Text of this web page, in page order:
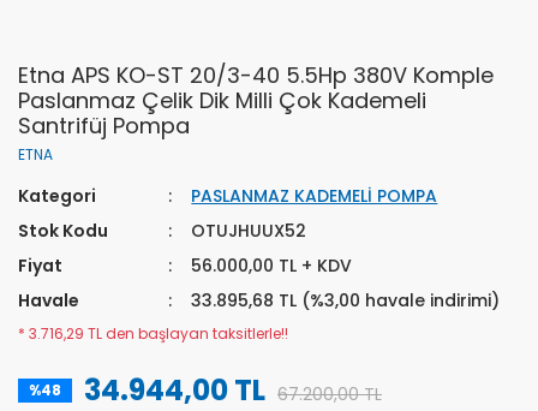
Etna APS KO-ST 20/3-40 5.5Hp 380V Komple
Paslanmaz Çelik Dik Milli Çok Kademeli
Santrifüj Pompa
ETNA
Kategori
PASLANMAZ KADEMELİ POMPA
Stok Kodu
OTUJHUUX52
Fiyat
56.000,00 TL + KDV
Havale
33.895,68 TL (%3,00 havale indirimi)
* 3.716,29 TL den başlayan taksitlerle!!
%48 34.944,00 TL 67.200,00 TL